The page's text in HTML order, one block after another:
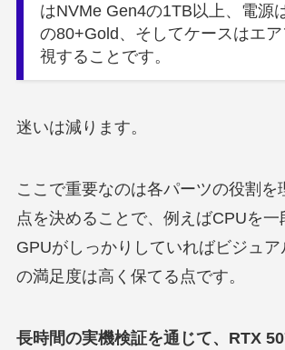
はNVMe Gen4の1TB以上、電源
の80+Gold、そしてケースはエ
視することです。
迷いは減ります。
ここで重要なのは各パーツの役割を
点を決めることで、例えばCPUを一
GPUがしっかりしていればビジュア
の満足度は高く保てる点です。
長時間の実機検証を通じて、RTX